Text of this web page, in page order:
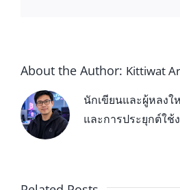
About the Author: Kittiwat
นักเขียนและผู้หลงใ
และการประยุกต์ใช้